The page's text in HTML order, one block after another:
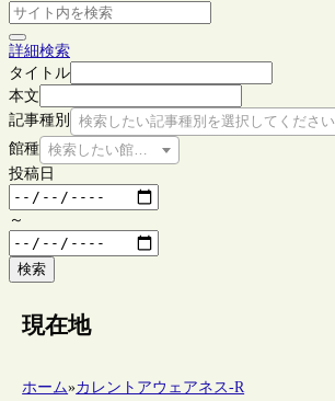
詳細検索
タイトル
本文
記事種別
検索したい記事種別を選択してください
館種 検索したい館種を選択してください
投稿日
～
検索
現在地
ホーム»カレントアウェアネス-R